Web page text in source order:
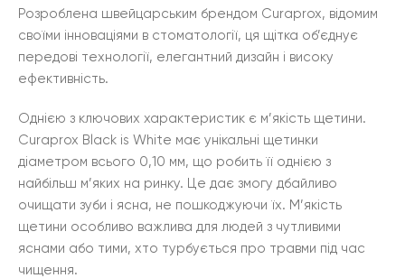
Розроблена швейцарським брендом Curaprox, відомим
своїми інноваціями в стоматології, ця щітка об’єднує
передові технології, елегантний дизайн і високу
ефективність.
Однією з ключових характеристик є м’якість щетини.
Curaprox Black is White має унікальні щетинки
діаметром всього 0,10 мм, що робить її однією з
найбільш м’яких на ринку. Це дає змогу дбайливо
очищати зуби і ясна, не пошкоджуючи їх. М’якість
щетини особливо важлива для людей з чутливими
яснами або тими, хто турбується про травми під час
чищення.